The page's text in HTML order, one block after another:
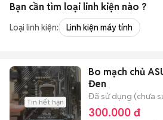
Bạn cần tìm loại linh kiện nào ?
Loại linh kiện: Linh kiện máy tính
Tin hết hạn
Bo mạch chủ
Đen
Đã sử dụng (chưa
300.000 đ